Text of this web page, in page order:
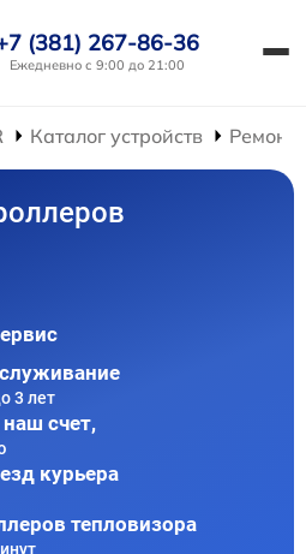
(381) 267-86-36
Ежедневно с 9:00 до 21:00
Каталог устройств Ремонт
3 лет
счет,
курьера
тепловизора